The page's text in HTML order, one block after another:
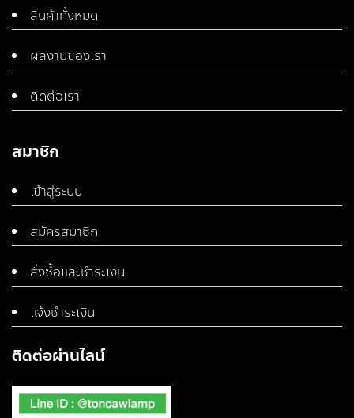
สินค้าทั้งหมด
ผลงานของเรา
ติดต่อเรา
สมาชิก
เข้าสู่ระบบ
สมัครสมาชิก
สั่งซื้อและชำระเงิน
แจ้งชำระเงิน
ติดต่อผ่านไลน์